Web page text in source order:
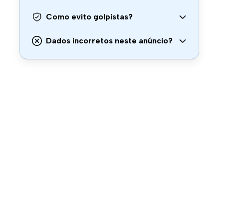
Como evito golpistas?
Dados incorretos neste anúncio?